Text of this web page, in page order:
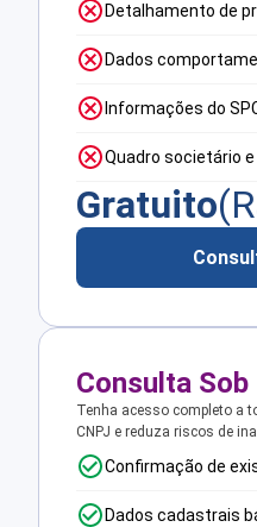
Detalhamento de
Dados
Informações do
Quadro societário
Gratuito
Consulta
Tenha acesso completo a
CNPJ e reduza riscos de
Confirmação de
Dados cadastrais